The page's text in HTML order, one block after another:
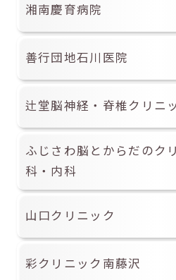
湘南慶育病院
善行団地石川医院
辻堂脳神経・脊椎クリニ
ふじさわ脳とからだのク
科・内科
山口クリニック
彩クリニック南藤沢